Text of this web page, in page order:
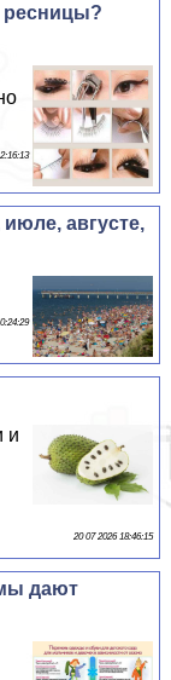
ресницы?
августе,
и
20 07 2026 18:46:15
дают